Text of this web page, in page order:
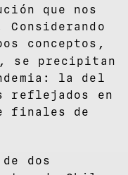
que nos
conceptos,
, se precipitan
la del
reflejados en
finales de
dos